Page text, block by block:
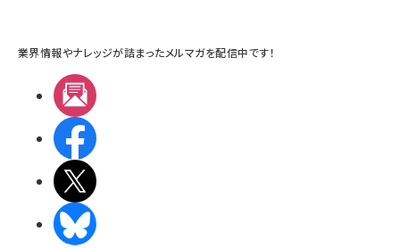
業界情報やナレッジが詰まったメルマガを配信中です！